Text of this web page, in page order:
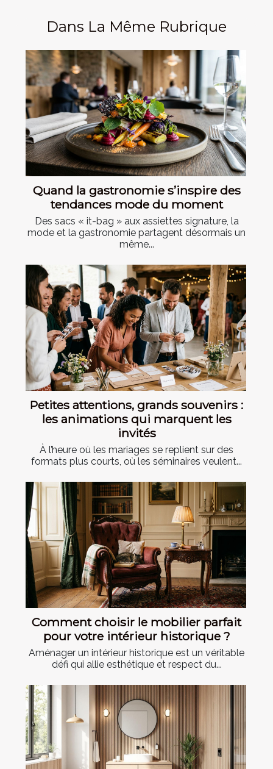
Dans La Même Rubrique
Quand la gastronomie s’inspire des
tendances mode du moment
Des sacs « it-bag » aux assiettes signature, la
mode et la gastronomie partagent désormais un
même...
Petites attentions, grands souvenirs :
les animations qui marquent les
invités
À l’heure où les mariages se replient sur des
formats plus courts, où les séminaires veulent...
Comment choisir le mobilier parfait
pour votre intérieur historique ?
Aménager un intérieur historique est un véritable
défi qui allie esthétique et respect du...